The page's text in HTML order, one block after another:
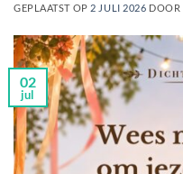
GEPLAATST OP 2 JULI 2026 DOOR
02
jul